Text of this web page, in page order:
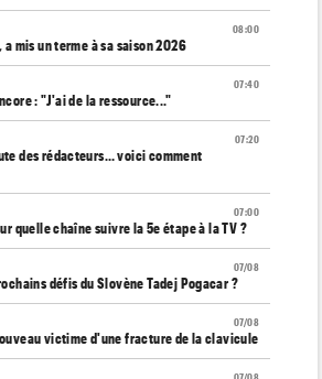
08:00
a mis un terme à sa saison 2026
07:40
: "J'ai de la ressource..."
07:20
des rédacteurs… voici comment
07:00
quelle chaîne suivre la 5e étape à la TV ?
07/08
défis du Slovène Tadej Pogacar ?
07/08
victime d'une fracture de la clavicule